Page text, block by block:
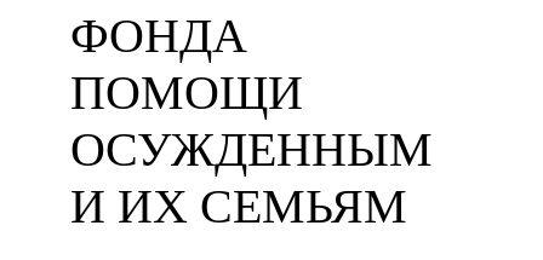
ФОНДА
ПОМОЩИ
ОСУЖДЕННЫМ
И ИХ СЕМЬЯМ